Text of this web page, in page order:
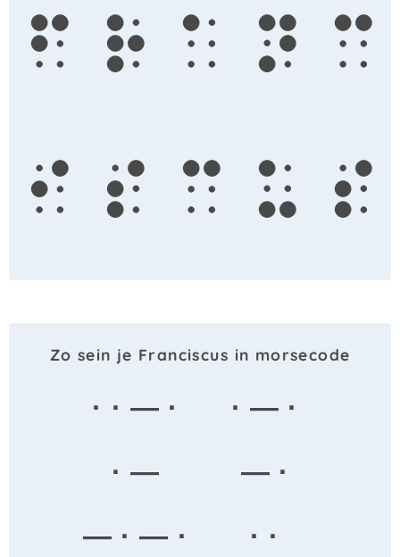
f r a n c
i s c u s
Zo sein je Franciscus in morsecode
· · — ·
· — ·
· —
— ·
— · — ·
· ·